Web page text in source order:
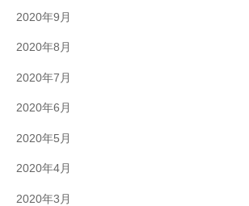
2020年9月
2020年8月
2020年7月
2020年6月
2020年5月
2020年4月
2020年3月